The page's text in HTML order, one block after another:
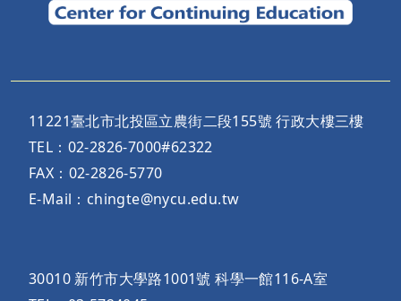
11221臺北市北投區立農街二段155號 行政大樓三樓
TEL：02-2826-7000#62322
FAX：02-2826-5770
E-Mail：chingte@nycu.edu.tw
30010 新竹市大學路1001號 科學一館116-A室